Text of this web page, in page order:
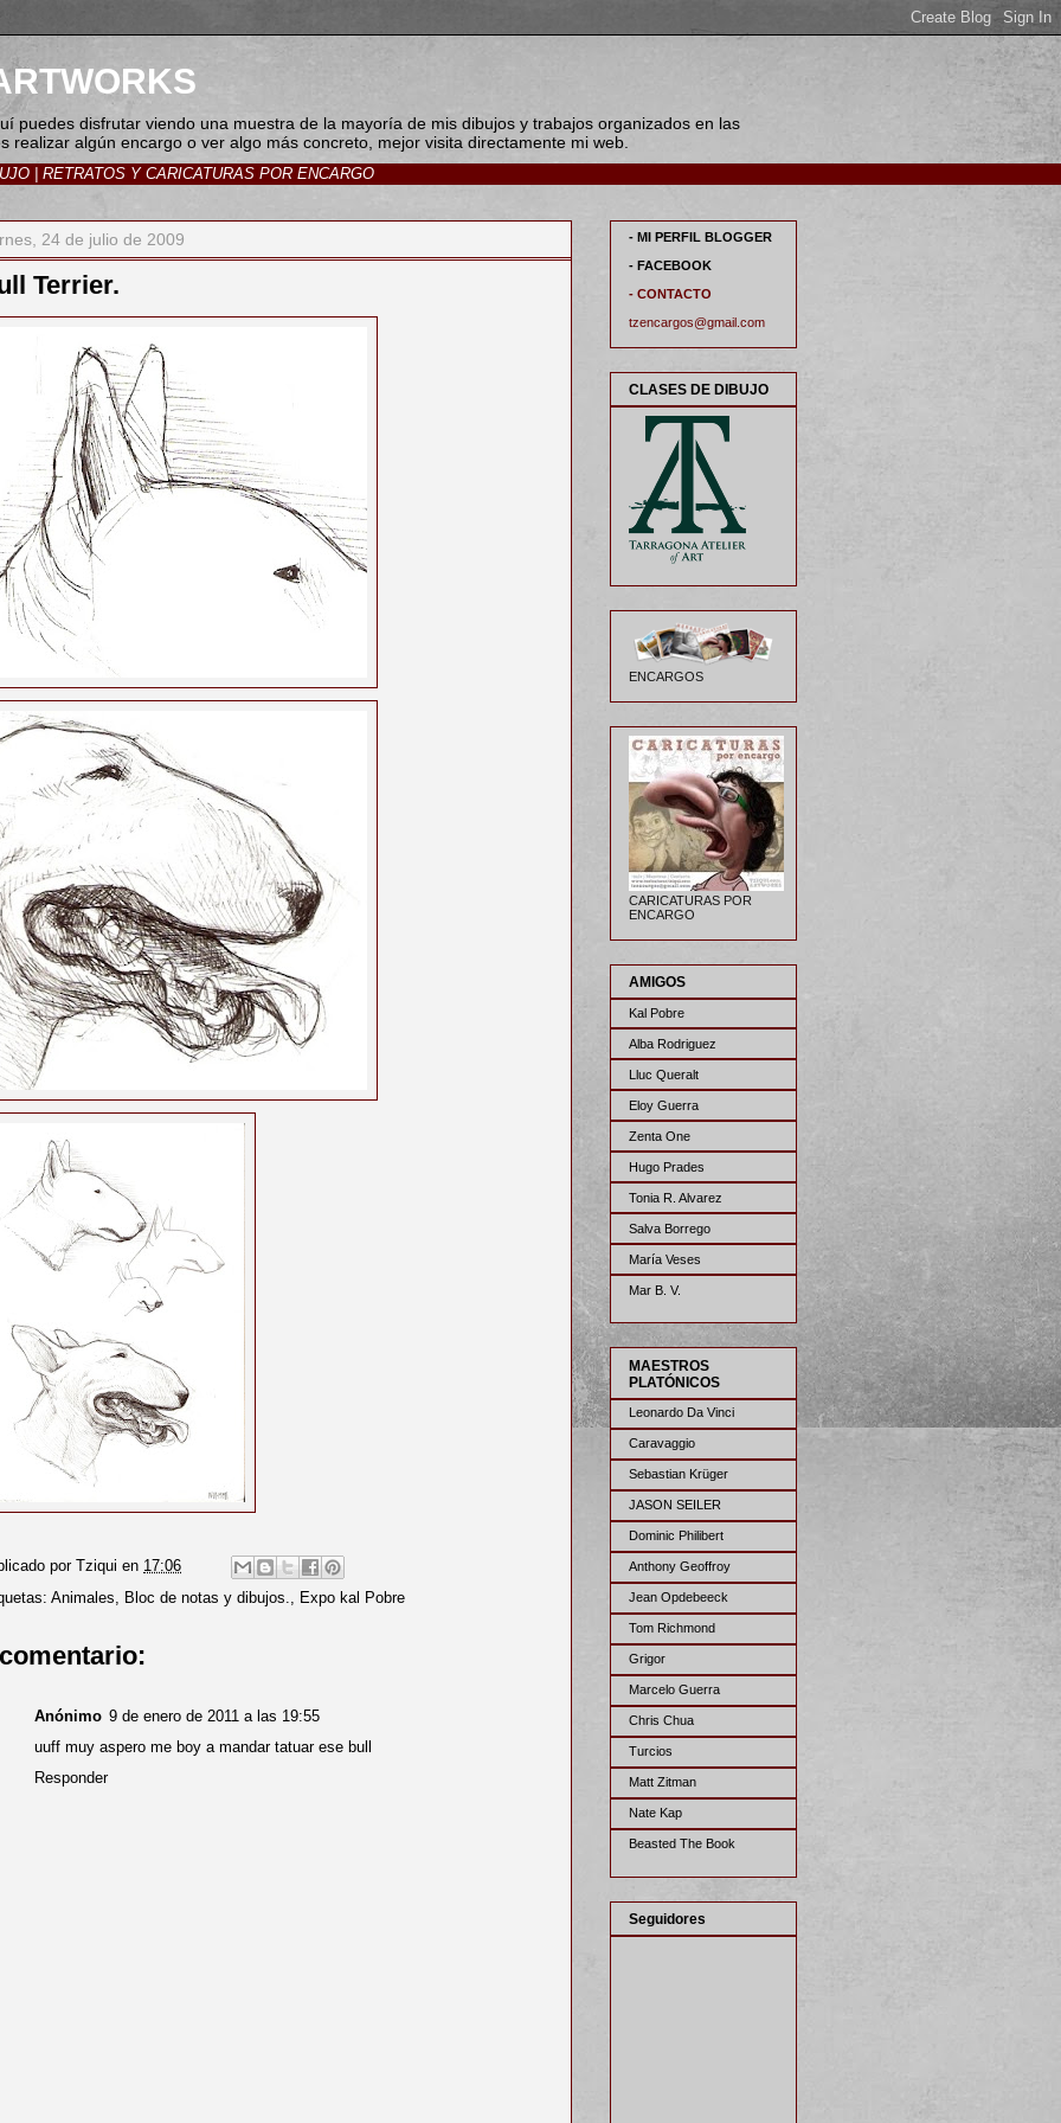
puedes disfrutar viendo una muestra de la mayoría de mis dibujos y trabajos organizados en las
realizar algún encargo o ver algo más concreto, mejor visita directamente mi web.
RETRATOS Y CARICATURAS POR ENCARGO
24 de julio de 2009
Terrier.
por Tziqui en 17:06
Animales, Bloc de notas y dibujos., Expo kal Pobre
Anónimo 9 de enero de 2011 a las 19:55
uuff muy aspero me boy a mandar tatuar ese bull
Responder
- MI PERFIL BLOGGER
- FACEBOOK
- CONTACTO
tzencargos@gmail.com
CLASES DE DIBUJO
ENCARGOS
CARICATURAS POR
ENCARGO
AMIGOS
Kal Pobre
Alba Rodriguez
Lluc Queralt
Eloy Guerra
Zenta One
Hugo Prades
Tonia R. Alvarez
Salva Borrego
María Veses
Mar B. V.
MAESTROS
PLATÓNICOS
Leonardo Da Vinci
Caravaggio
Sebastian Krüger
JASON SEILER
Dominic Philibert
Anthony Geoffroy
Jean Opdebeeck
Tom Richmond
Grigor
Marcelo Guerra
Chris Chua
Turcios
Matt Zitman
Nate Kap
Beasted The Book
Seguidores